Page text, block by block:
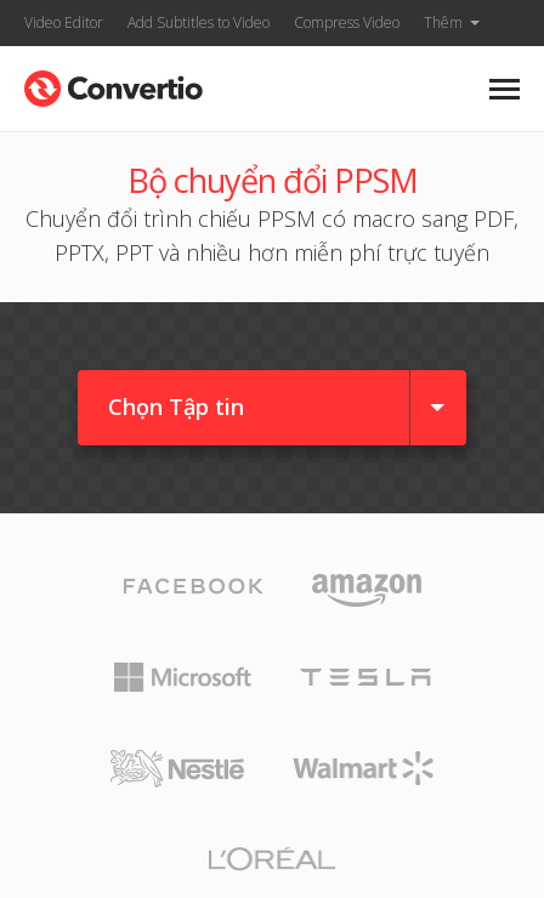
Video Editor Add Subtitles to Video Compress Video Thêm
Bộ chuyển đổi PPSM
Chuyển đổi trình chiếu PPSM có macro sang PDF,
PPTX, PPT và nhiều hơn miễn phí trực tuyến
Chọn Tập tin